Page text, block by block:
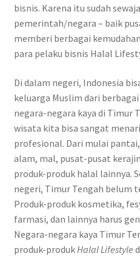
bisnis. Karena itu sudah
pemerintah/negara – baik
memberi berbagai
para pelaku bisnis Halal
Di dalam negeri, Indonesia
keluarga Muslim dari
negara-negara kaya di Timur
wisata kita bisa sangat
profesional. Dari mulai
alam, mal, pusat-pusat
produk-produk halal lainnya.
negeri, Timur Tengah belum
Produk-produk kosmetika,
farmasi, dan lainnya harus
Negara-negara kaya Timur
produk-produk Halal Lifestyle